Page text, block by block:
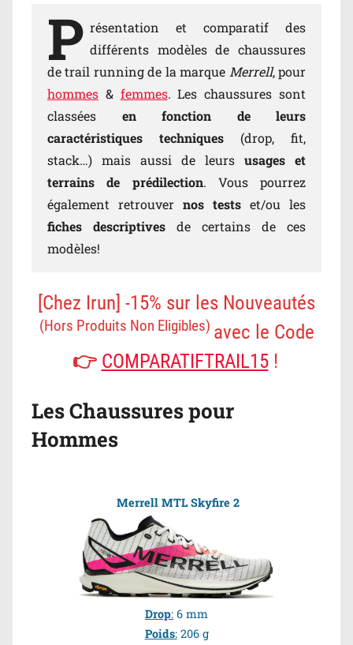
P résentation et comparatif des
différents modèles de chaussures
de trail running de la marque Merrell, pour
hommes & femmes. Les chaussures sont
classées en fonction de leurs
caractéristiques techniques (drop, fit,
stack…) mais aussi de leurs usages et
terrains de prédilection. Vous pourrez
également retrouver nos tests et/ou les
fiches descriptives de certains de ces
modèles!
[Chez Irun] -15% sur les Nouveautés
(Hors Produits Non Eligibles) avec le Code
👉 COMPARATIFTRAIL15!
Les Chaussures pour
Hommes
Merrell MTL Skyfire 2
Drop: 6 mm
Poids:206 g